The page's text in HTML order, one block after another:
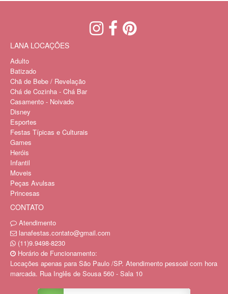
LANA LOCAÇÕES
Adulto
Batizado
Chã de Bebe / Revelação
Chá de Cozinha - Chá Bar
Casamento - Noivado
Disney
Esportes
Festas Típicas e Culturais
Games
Heróis
Infantil
Moveis
Peças Avulsas
Princesas
CONTATO
Atendimento
lanafestas.contato@gmail.com
(11)9.9498-8230
Horário de Funcionamento:
Locações apenas para São Paulo /SP. Atendimento pessoal com hora
marcada. Rua Inglês de Sousa 560 - Sala 10